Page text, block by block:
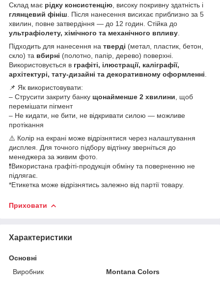
Склад має рідку консистенцію , високу покривну здатність і
глянцевий фініш . Після нанесення висихає приблизно за 5
хвилин, повне затвердіння — до 12 годин. Стійка до
ультрафіолету, хімічного та механічного впливу
Підходить для нанесення на тверді (метал, пластик, бетон,
скло) та вбирні (полотно, папір, дерево) поверхні.
Використовується в графіті, ілюстрації, каліграфії,
архітектурі, тату-дизайні та декоративному оформленні
📌 Як використовувати:
– Струсити закриту банку щонайменше 2 хвилини , щоб
перемішати пігмент
– Не кидати, не бити, не відкривати силою — можливе
протікання
⚠️ Колір на екрані може відрізнятися через налаштування
дисплея. Для точного підбору відтінку зверніться до
менеджера за живим фото.
❗Використана графіті-продукція обміну та поверненню не
підлягає.
*Етикетка може відрізнятись залежно від партії товару.
Приховати
Характеристики
Основні
Виробник
Montana Colors